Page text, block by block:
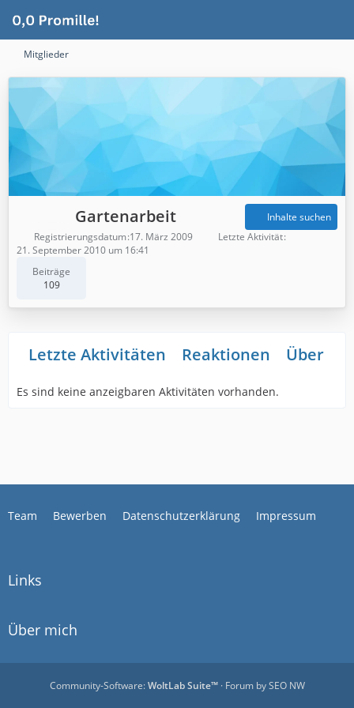
Mitglieder
Gartenarbeit
Beiträge
109
Inhalte suchen
Registrierungsdatum 17. März 2009
Letzte Aktivität
21. September 2010 um 16:41
Letzte Aktivitäten Reaktionen Über
Es sind keine anzeigbaren Aktivitäten vorhanden.
Team Bewerben Datenschutzerklärung Impressum
Links
Über mich
Community-Software:WoltLab Suite™· Forum bySEO NW